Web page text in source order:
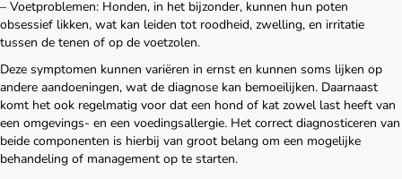
– Voetproblemen: Honden, in het bijzonder, kunnen hun poten
obsessief likken, wat kan leiden tot roodheid, zwelling, en irritatie
tussen de tenen of op de voetzolen.
Deze symptomen kunnen variëren in ernst en kunnen soms lijken op
andere aandoeningen, wat de diagnose kan bemoeilijken. Daarnaast
komt het ook regelmatig voor dat een hond of kat zowel last heeft van
een omgevings- en een voedingsallergie. Het correct diagnosticeren van
beide componenten is hierbij van groot belang om een mogelijke
behandeling of management op te starten.